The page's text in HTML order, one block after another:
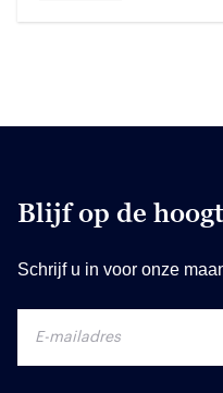
Blijf op de
Schrijf u in voor onze